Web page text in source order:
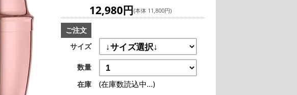
12,980円(本体 11,800円)
ご注文
サイズ
数量
在庫
(在庫数読込中...)